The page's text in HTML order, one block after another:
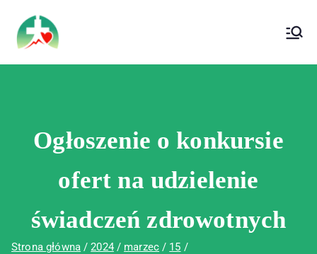
Wojewódzki Szpital Specjalistyczny im.
Św. Rafała w Czerwonej Górze
Ogłoszenie o konkursie
ofert na udzielenie
świadczeń zdrowotnych
Strona główna 2024 marzec
15